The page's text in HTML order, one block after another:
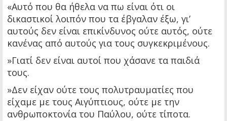
«Αυτό που θα ήθελα να πω είναι ότι οι
δικαστικοί λοιπόν που τα έβγαλαν έξω, γι’
αυτούς δεν είναι επικίνδυνος ούτε αυτός, ούτε
κανένας από αυτούς για τους συγκεκριμένους.
»Γιατί δεν είναι αυτοί που χάσανε τα παιδιά
τους.
»Δεν είχαν ούτε τους πολυτραυματίες που
είχαμε με τους Αιγύπτιους, ούτε με την
ανθρωποκτονία του Παύλου, ούτε τίποτα.